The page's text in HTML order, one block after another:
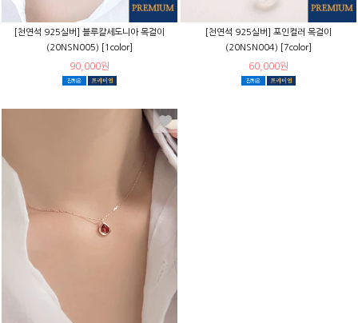
[천연석 925실버] 블루칼세도니아 목걸이
(20NSN005) [1color]
90,000원
[천연석 925실버] 포인컬러 목걸이
(20NSN004) [7color]
60,000원